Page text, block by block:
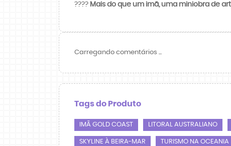
????️ Mais do que um imã, uma miniobra de
Carregando comentários ...
Tags do Produto
IMÃ GOLD COAST LITORAL AUSTRALIANO
SKYLINE À BEIRA-MAR TURISMO NA OCEANIA